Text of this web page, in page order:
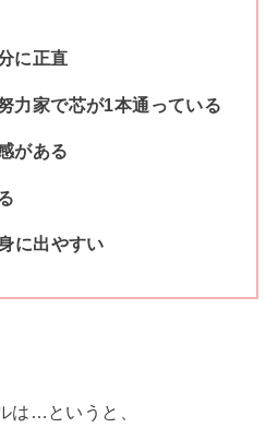
に正直
力家で芯が1本通っている
がある
に出やすい
は…というと、